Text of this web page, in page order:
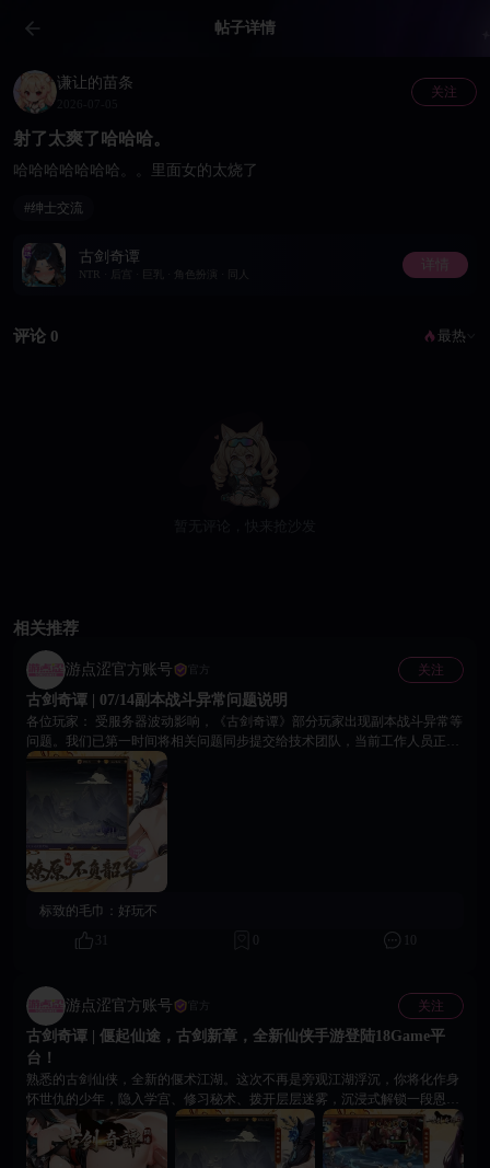
帖子详情
谦让的苗条
关注
射了太爽了哈哈哈。
哈哈哈哈哈哈哈。。里面女的太烧了
#绅士交流
古剑奇谭
NTR · 后宫 · 巨乳 · 角色扮演 · 同人
详情
评论 0 最热
相关推荐
游点涩官方账号 官方 关注
古剑奇谭 | 07/14副本战斗异常问题说明
各位玩家： 受服务器波动影响，《古剑奇谭》部分玩家出现副本战斗异常等
问题。我们已第一时间将相关问题同步提交给技术团队，当前工作人员正在
紧急排查、修复处理中。 对于本次故障给各位玩家带来的不佳游戏体验，我
们深表歉意！感谢大家的包容、理解与支持。 为弥补本次问题带来的损失，
平台为大家准备了专属补偿福利，各位玩家可前往游戏内兑换领取补偿奖
新动态，请各位持续留意平台官方最新公告通知。再次感谢大家的理解与支
持，祝各位游戏愉快！ 游点涩官方团队 2026年07月14日
标致的毛巾： 好玩不
31
0 10
游点涩官方账号 官方 关注
古剑奇谭 | 偃起仙途，古剑新章，全新仙侠手游登陆18Game平
台！
熟悉的古剑仙侠，全新的偃术江湖。这次不再是旁观江湖浮沉，你将化作身
怀世仇的少年，隐入学宫、修习秘术、拨开层层迷雾，沉浸式解锁一段恩怨
交织的全新传奇。 📖 沉浸式主线｜一介少年，为寻真相踏仙途 你将化名鹤
九潜入太乙学宫，以偃术学子的身份蛰伏修行，追查兄长遇害的尘封真相，
在修行历练中揭开藏在仙门盛世下的惊天阴谋。 ⚙️ 偃甲养成｜百种灵偃，